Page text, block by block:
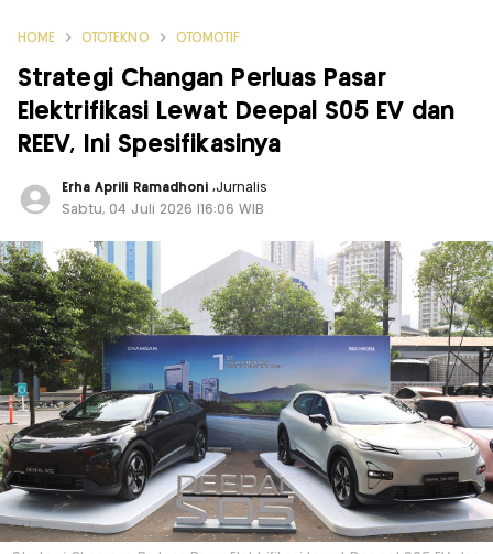
HOME OTOTEKNO OTOMOTIF
Strategi Changan Perluas Pasar
Elektrifikasi Lewat Deepal S05 EV dan
REEV, Ini Spesifikasinya
Erha Aprili Ramadhoni,Jurnalis
Sabtu, 04 Juli 2026 |16:06 WIB